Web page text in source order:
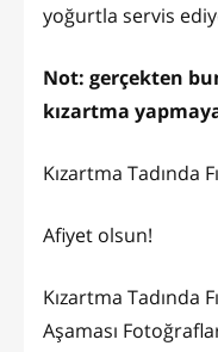
yoğurtla servis
Not: gerçekten
kızartma
Kızartma Tadında
Afiyet olsun!
Kızartma Tadında
Aşaması